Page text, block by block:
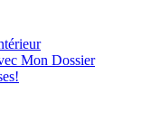
Mon Dossier